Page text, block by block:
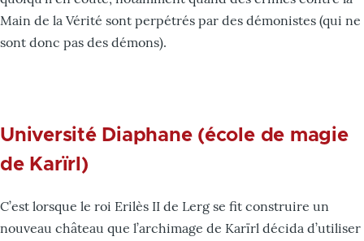
Main de la Vérité sont perpétrés par des démonistes (qui ne
sont donc pas des démons).
Université Diaphane (école de magie
de Karïrl)
C’est lorsque le roi Erilès II de Lerg se fit construire un
nouveau château que l’archimage de Karïrl décida d’utiliser